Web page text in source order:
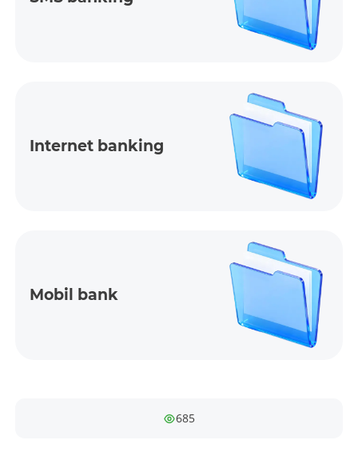
Internet banking
Mobil bank
685